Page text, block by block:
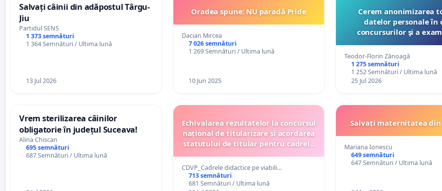
Salvați câinii din adăpostul Târgu-
Jiu
Partidul SENS
1 373 semnături
1 364 Semnături / Ultima lună
13 Jul 2026
Oradea spune: NU paradă Pride
Dacian Mircea
7 026 semnături
1 269 Semnături / Ultima lună
10 Jun 2025
Cerem anonimizarea
datelor personale în
concursurilor şi a
Ministerul
Teodor-Florin Zănoagă
1 275 semnături
1 252 Semnături / Ultima lună
25 Jul 2026
Vrem sterilizarea câinilor
obligatorie în județul Suceava!
Alina Chiscan
695 semnături
687 Semnături / Ultima lună
Echivalarea rezultatelor la concursul
național de titularizare și acordarea
statutului de titular pentru cadrele
CDVP_Cadrele didactice pe viabili…
713 semnături
681 Semnături / Ultima lună
Salvați maternitatea din
Mariana Ionescu
649 semnături
647 Semnături / Ultima lună